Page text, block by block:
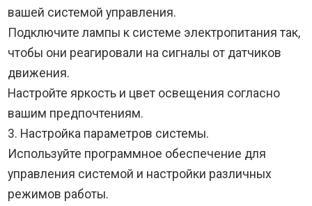
вашей системой управления.
Подключите лампы к системе электропитания так,
чтобы они реагировали на сигналы от датчиков
движения.
Настройте яркость и цвет освещения согласно
вашим предпочтениям.
3. Настройка параметров системы.
Используйте программное обеспечение для
управления системой и настройки различных
режимов работы.